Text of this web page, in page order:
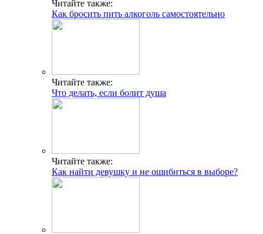
Читайте также:
Как бросить пить алкоголь самостоятельно
Читайте также:
Что делать, если болит душа
Читайте также:
Как найти девушку и не ошибиться в выборе?